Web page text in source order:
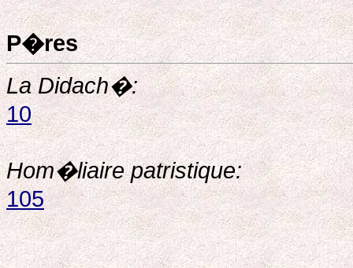
P�res
La Didach�:
10
Hom�liaire patristique:
105